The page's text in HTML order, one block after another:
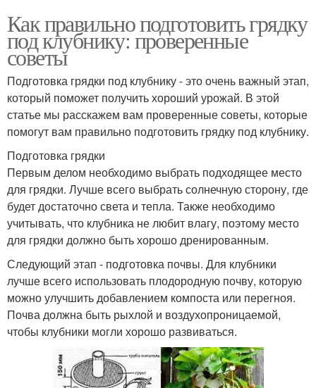
Как правильно подготовить грядку
под клубнику: проверенные
советы
Подготовка грядки под клубнику - это очень важный этап,
который поможет получить хороший урожай. В этой
статье мы расскажем вам проверенные советы, которые
помогут вам правильно подготовить грядку под клубнику.
Подготовка грядки
Первым делом необходимо выбрать подходящее место
для грядки. Лучше всего выбрать солнечную сторону, где
будет достаточно света и тепла. Также необходимо
учитывать, что клубника не любит влагу, поэтому место
для грядки должно быть хорошо дренированным.
Следующий этап - подготовка почвы. Для клубники
лучше всего использовать плодородную почву, которую
можно улучшить добавлением компоста или перегноя.
Почва должна быть рыхлой и воздухопроницаемой,
чтобы клубники могли хорошо развиваться.